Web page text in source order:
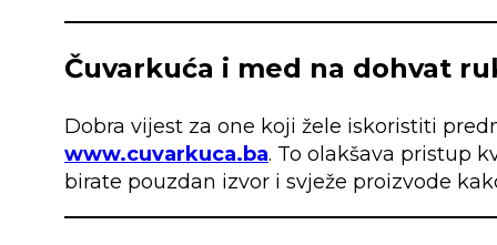
Čuvarkuća i med na dohvat
Dobra vijest za one koji žele iskoristiti
www.cuvarkuca.ba. To olakšava pristup
birate pouzdan izvor i svježe proizvode